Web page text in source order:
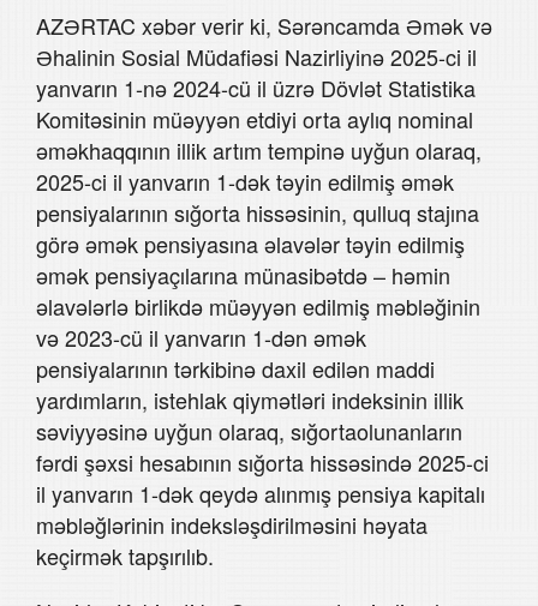
AZƏRTAC xəbər verir ki, Sərəncamda Əmək və
Əhalinin Sosial Müdafiəsi Nazirliyinə 2025-ci il
yanvarın 1-nə 2024-cü il üzrə Dövlət Statistika
Komitəsinin müəyyən etdiyi orta aylıq nominal
əməkhaqqının illik artım tempinə uyğun olaraq,
2025-ci il yanvarın 1-dək təyin edilmiş əmək
pensiyalarının sığorta hissəsinin, qulluq stajına
görə əmək pensiyasına əlavələr təyin edilmiş
əmək pensiyaçılarına münasibətdə – həmin
əlavələrlə birlikdə müəyyən edilmiş məbləğinin
və 2023-cü il yanvarın 1-dən əmək
pensiyalarının tərkibinə daxil edilən maddi
yardımların, istehlak qiymətləri indeksinin illik
səviyyəsinə uyğun olaraq, sığortaolunanların
fərdi şəxsi hesabının sığorta hissəsində 2025-ci
il yanvarın 1-dək qeydə alınmış pensiya kapitalı
məbləğlərinin indeksləşdirilməsini həyata
keçirmək tapşırılıb.